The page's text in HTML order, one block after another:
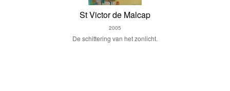
St Victor de Malcap
2005
De schittering van het zonlicht.